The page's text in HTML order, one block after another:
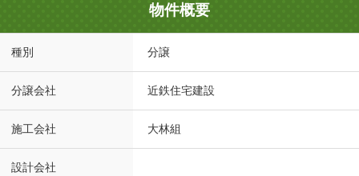
物件概要
種別 分譲
分譲会社 近鉄住宅建設
施工会社 大林組
設計会社